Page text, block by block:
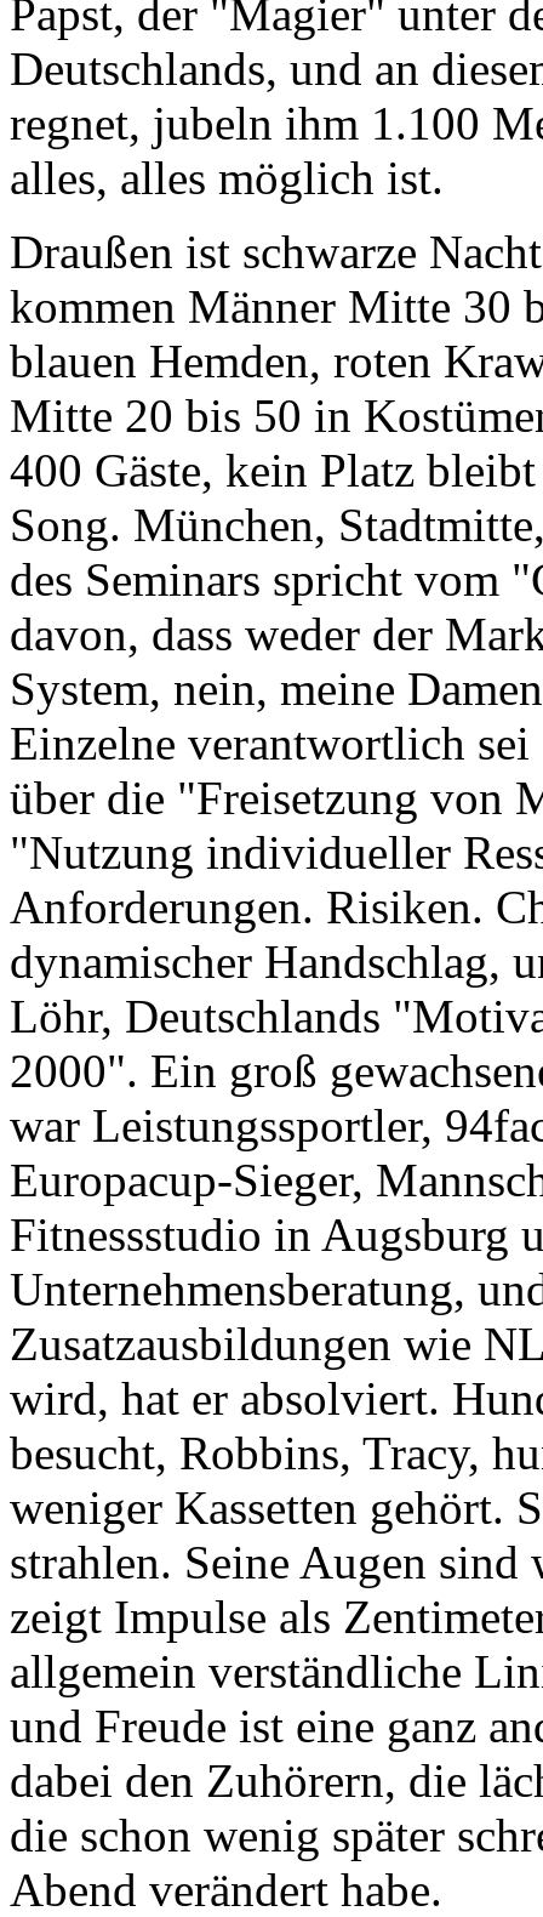
Papst, der "Magier" unter
Deutschlands, und an
regnet, jubeln ihm 1.100
alles, alles möglich ist.
Draußen ist schwarze
kommen Männer Mitte 30
blauen Hemden, roten
Mitte 20 bis 50 in
400 Gäste, kein Platz
Song. München,
des Seminars spricht vom
davon, dass weder der
System, nein, meine
Einzelne verantwortlich
über die "Freisetzung von
"Nutzung individueller
Anforderungen. Risiken.
dynamischer Handschlag,
Löhr, Deutschlands
2000". Ein groß
war Leistungssportler,
Europacup-Sieger,
Fitnessstudio in Augsburg
Unternehmensberatung,
Zusatzausbildungen wie
wird, hat er absolviert.
besucht, Robbins, Tracy,
weniger Kassetten gehört.
strahlen. Seine Augen sind
zeigt Impulse als
allgemein verständliche
und Freude ist eine ganz
dabei den Zuhörern, die
die schon wenig später
Abend verändert habe.